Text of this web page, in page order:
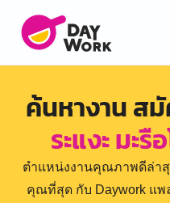
ค้นหางาน ส
ระแงะ มะรื
ตำแหน่งงานคุณภาพดีล่า
คุณที่สุด กับ Daywork แ